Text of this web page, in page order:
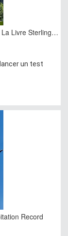
La Livre Sterling…
un test
Record